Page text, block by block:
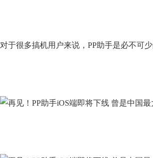
对于很多搞机用户来说，PP助手是必不可少